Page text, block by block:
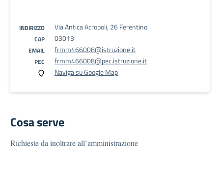
INDIRIZZO Via Antica Acropoli, 26 Ferentino
CAP 03013
EMAIL frmm466008@istruzione.it
PEC
frmm466008@pec.istruzione.it
Naviga su Google Map
Cosa serve
Richieste da inoltrare all’amministrazione